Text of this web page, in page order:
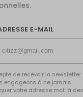
E-MAIL
de recevoir la newsletter
engageons à ne jamais
votre adresse mail à